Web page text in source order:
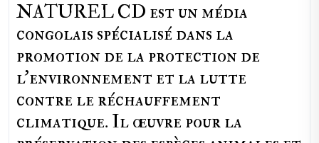
NATUREL CD est un média
congolais spécialisé dans la
promotion de la protection de
l’environnement et la lutte
contre le réchauffement
climatique. Il œuvre pour la